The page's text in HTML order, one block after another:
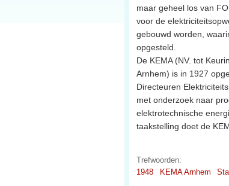
maar geheel los van
voor de
gebouwd worden,
opgesteld.
De KEMA (NV. tot
Arnhem) is in 1927
Directeuren
met onderzoek naar
elektrotechnische
taakstelling doet de
Trefwoorden:
1948
KEMA Arnhem